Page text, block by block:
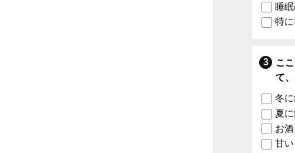
睡
特
こ
て
冬
夏
お
甘